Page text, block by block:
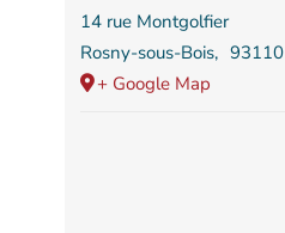
14 rue Montgolfier
Rosny-sous-Bois, 93110
+ Google Map